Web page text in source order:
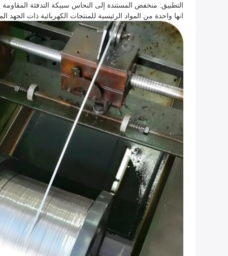
التطبيق: منخفض المستندة إلى النحاس سبيكة التدفئة المقاومة
انها واحدة من المواد الرئيسية للمنتجات الكهربائية ذات الجهد